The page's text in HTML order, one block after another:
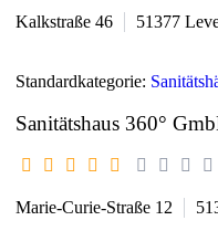
Kalkstraße 46 51377
Standardkategorie:
Sanitätshaus 360°
Marie-Curie-Straße 12